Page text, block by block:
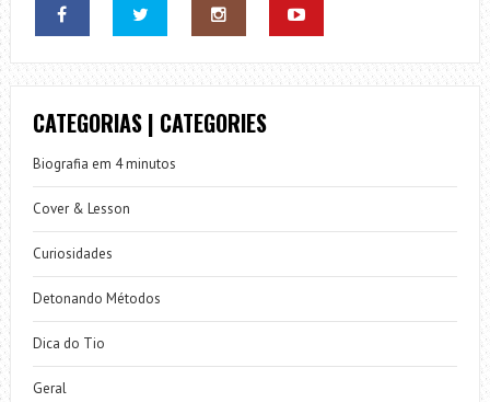
CATEGORIAS | CATEGORIES
Biografia em 4 minutos
Cover & Lesson
Curiosidades
Detonando Métodos
Dica do Tio
Geral